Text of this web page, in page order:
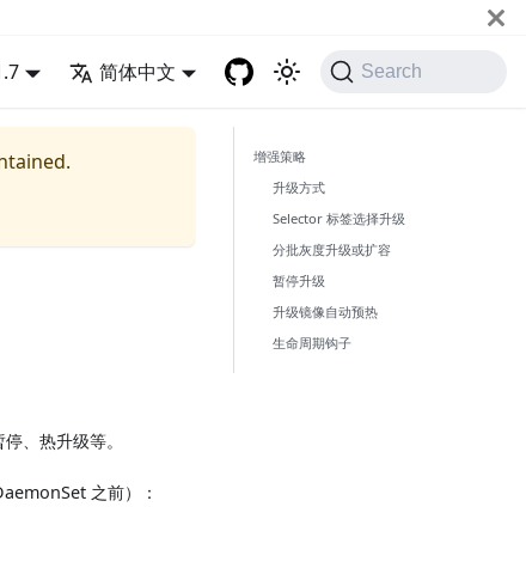
简体中文 Search
、热升级等。
之前）：
增强策略
升级方式
Selector 标签选择升级
分批灰度升级或扩容
暂停升级
升级镜像自动预热
生命周期钩子